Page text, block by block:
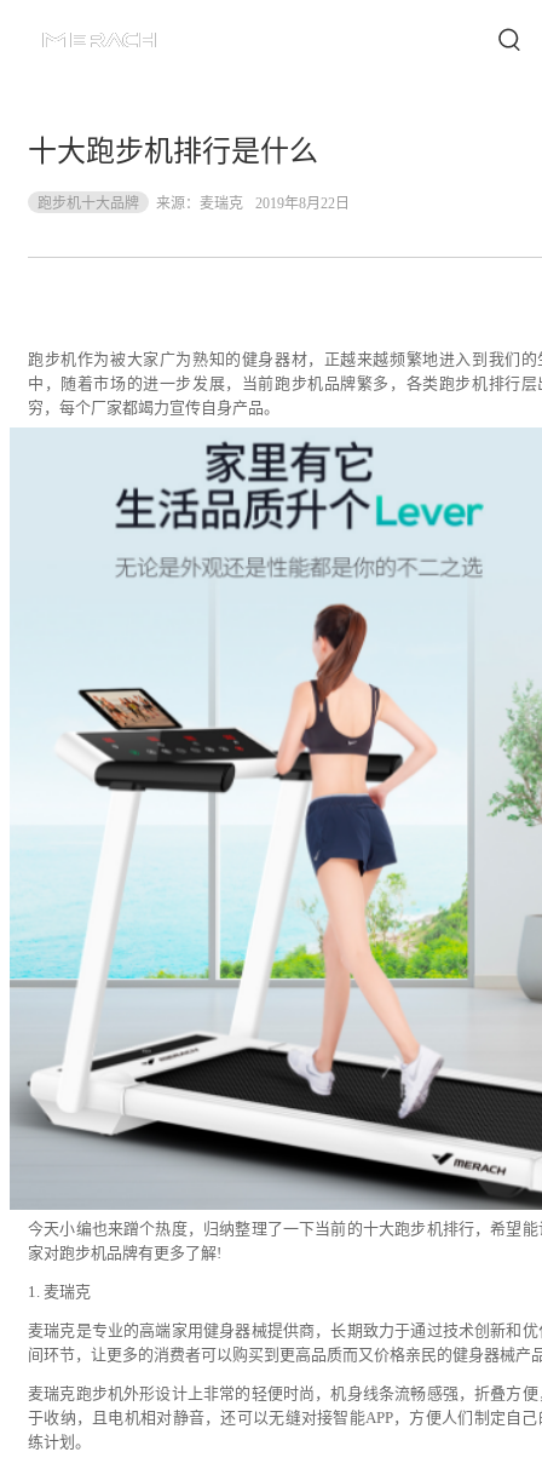
十大跑步机排行是什么
跑步机十大品牌 来源： 麦瑞克 2019年8月22日
跑步机作为被大家广为熟知的健身器材，正越来越频繁地进入到我们的
中，随着市场的进一步发展，当前跑步机品牌繁多，各类跑步机排行层
穷，每个厂家都竭力宣传自身产品。
今天小编也来蹭个热度，归纳整理了一下当前的十大跑步机排行，希望能
家对跑步机品牌有更多了解!
1. 麦瑞克
麦瑞克是专业的高端家用健身器械提供商，长期致力于通过技术创新和优
间环节，让更多的消费者可以购买到更高品质而又价格亲民的健身器械产
麦瑞克跑步机外形设计上非常的轻便时尚，机身线条流畅感强，折叠方便
于收纳，且电机相对静音，还可以无缝对接智能APP，方便人们制定自己
练计划。